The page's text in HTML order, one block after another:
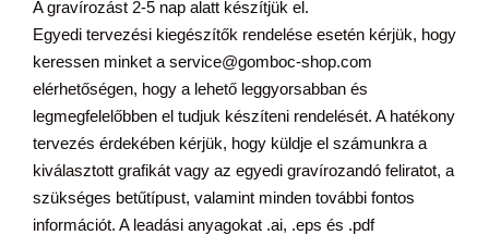
A gravírozást 2-5 nap alatt készítjük el.
Egyedi tervezési kiegészítők rendelése esetén kérjük, hogy
keressen minket a service@gomboc-shop.com
elérhetőségen, hogy a lehető leggyorsabban és
legmegfelelőbben el tudjuk készíteni rendelését. A hatékony
tervezés érdekében kérjük, hogy küldje el számunkra a
kiválasztott grafikát vagy az egyedi gravírozandó feliratot, a
szükséges betűtípust, valamint minden további fontos
információt. A leadási anyagokat .ai, .eps és .pdf